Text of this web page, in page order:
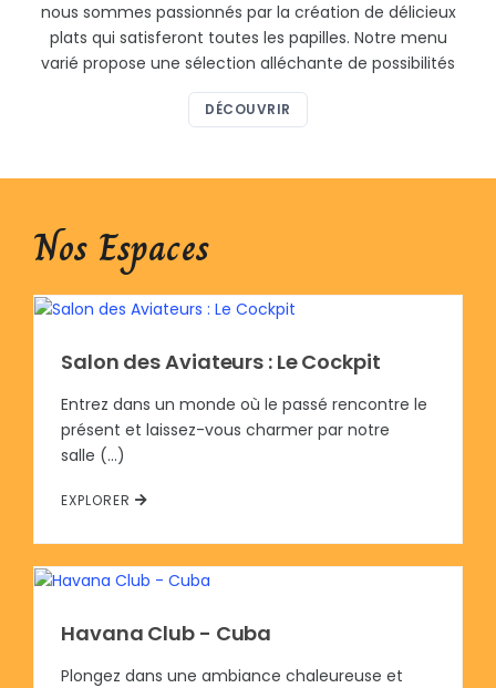
nous sommes passionnés par la création de délicieux
plats qui satisferont toutes les papilles. Notre menu
varié propose une sélection alléchante de possibilités
DÉCOUVRIR
Nos Espaces
Salon des Aviateurs : Le Cockpit
Entrez dans un monde où le passé rencontre le
présent et laissez-vous charmer par notre
salle (…)
EXPLORER
Havana Club - Cuba
Plongez dans une ambiance chaleureuse et